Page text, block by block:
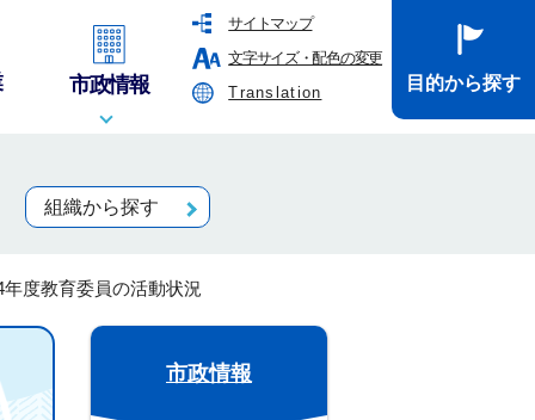
サイトマップ
文字サイズ・配色の変更
Translation
市政情報 目的から探す
組織から探す
年度教育委員の活動状況
市政情報